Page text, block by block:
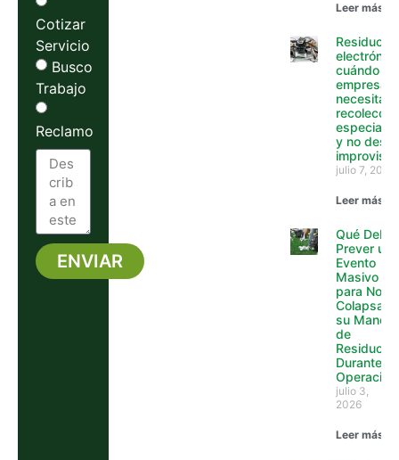
Cotizar
Servicio
Busco
Trabajo
Reclamo
ENVIAR
Leer más »
Residuos
cuándo
empresa
necesita
y no
julio 7, 2026
Leer más »
Qué Debe
Prever un
Evento
Masivo
para No
Colapsar
su Manejo
de
Residuos
Durante la
Operación
julio 3,
2026
Leer más »